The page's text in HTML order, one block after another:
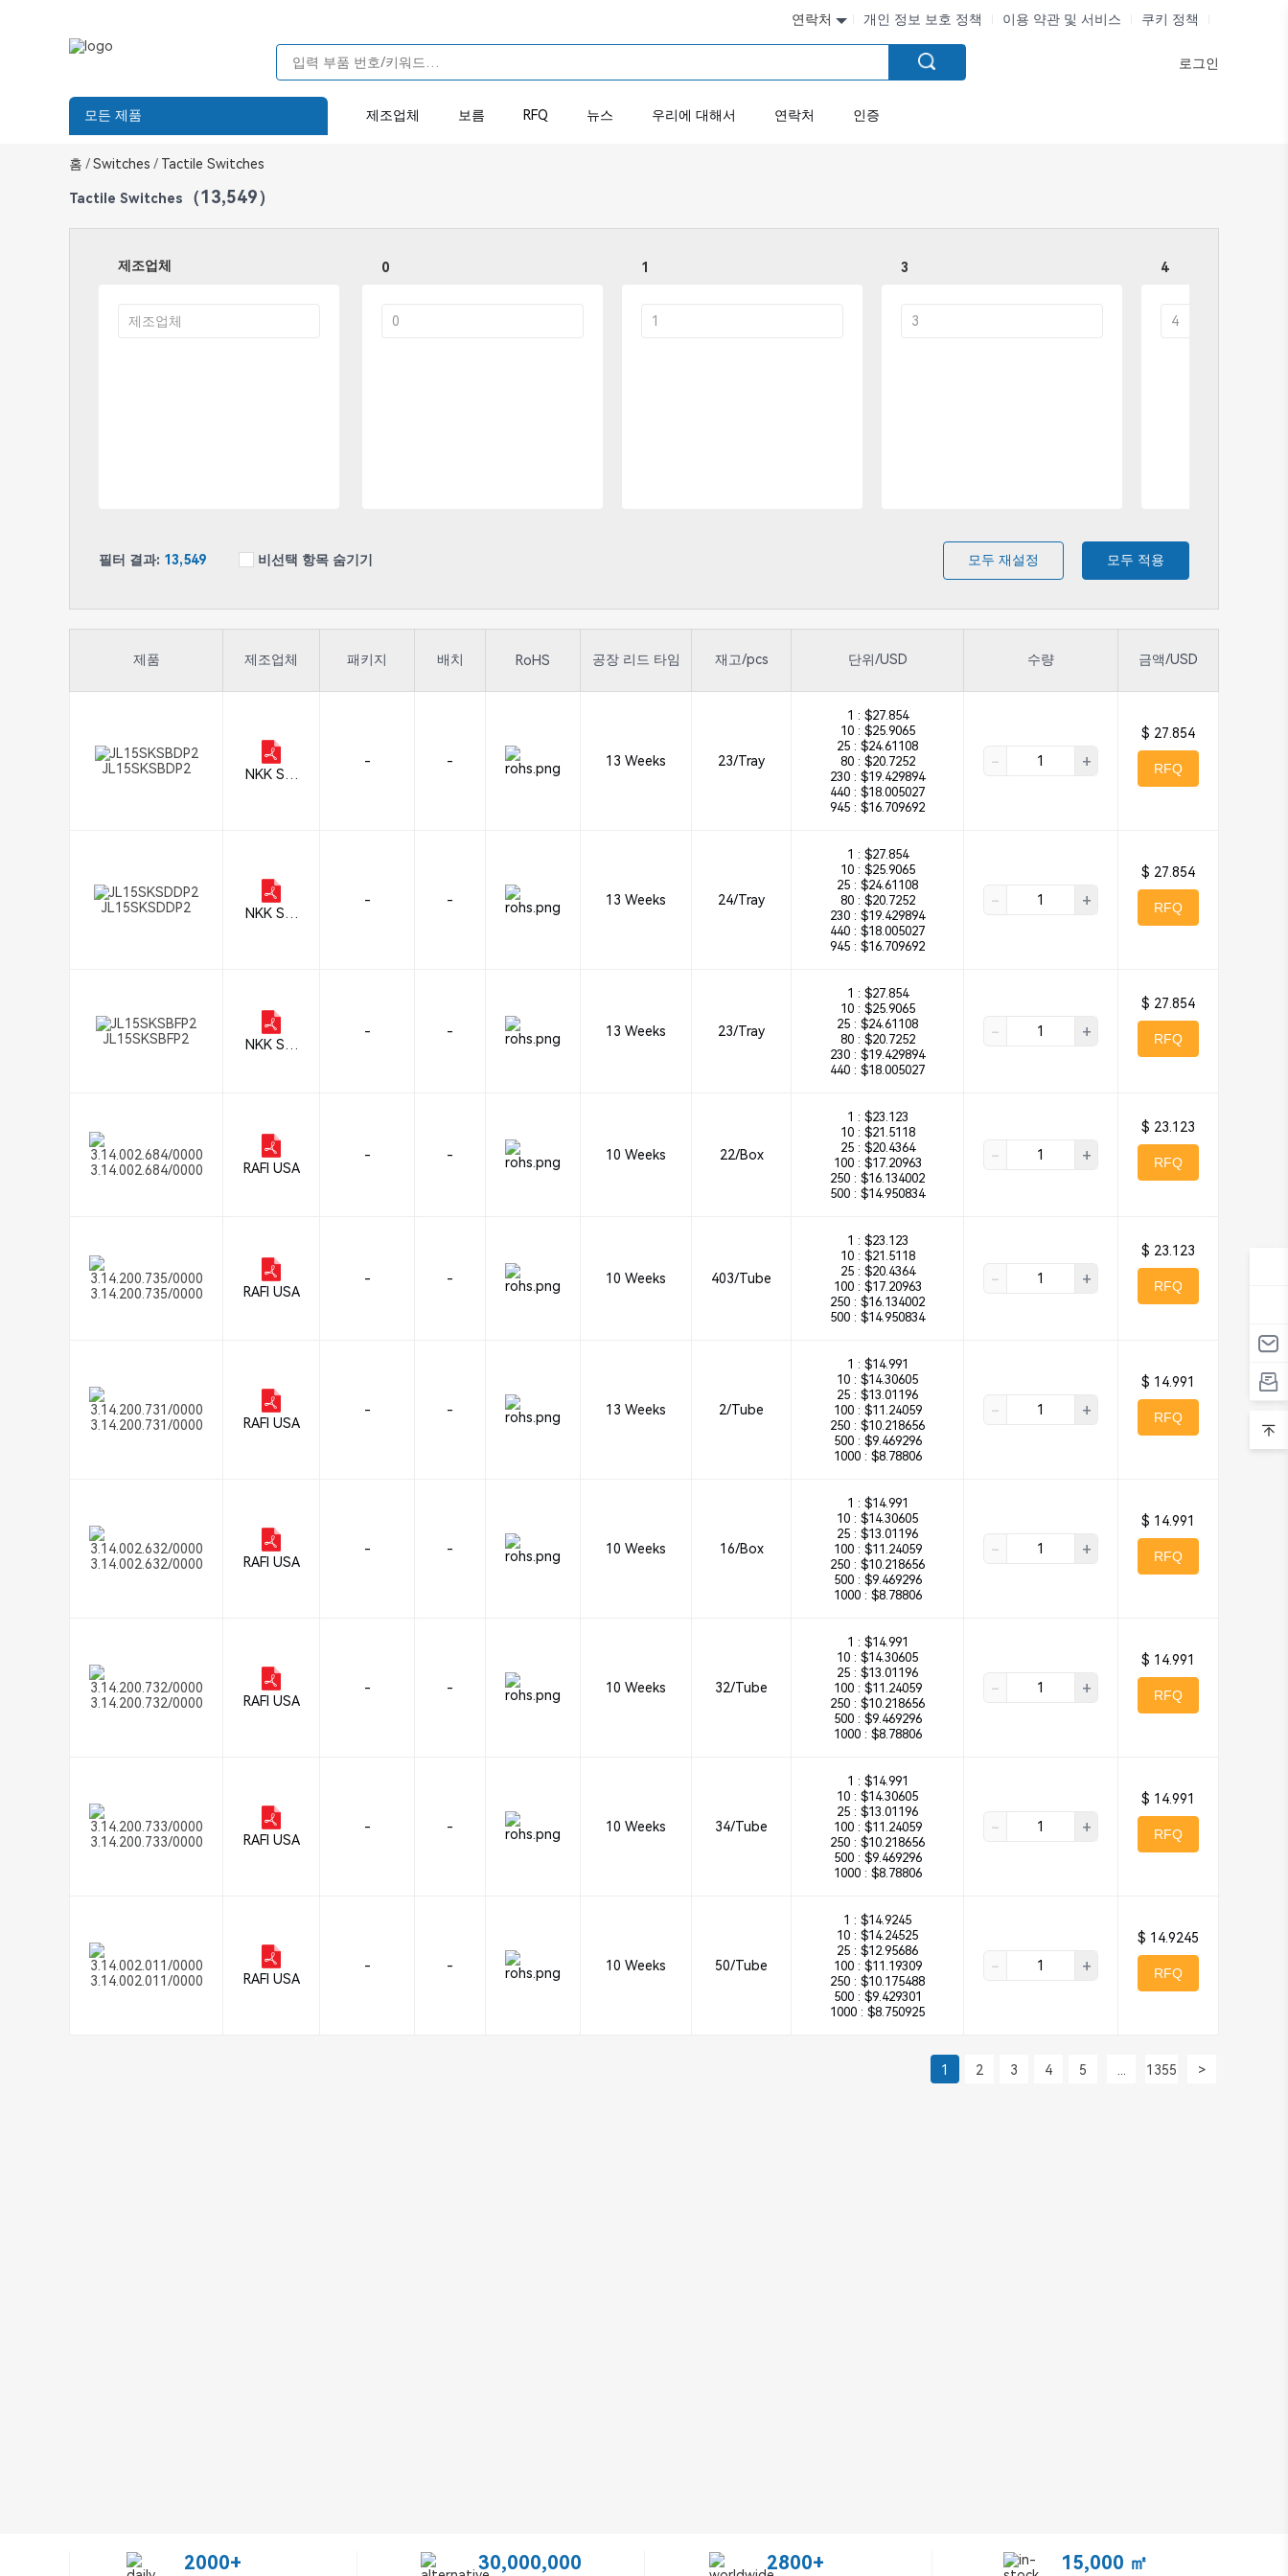
연락처 개인 정보 보호 정책 이용 약관 및 서비스 쿠키 정책
로그인
모든 제품 제조업체 보름 RFQ 뉴스 우리에 대해서 연락처 인증
홈 / Switches /Tactile Switches
Tactile Switches （13,549）
제조업체 0 1 3 4
필터 결과: 13,549 비선택 항목 숨기기 모두 재설정 모두 적용
제품 제조업체 패키지 배치 RoHS 공장 리드 타임 재고/pcs 단위/USD 수량 금액/USD
JL15SKSBDP2
NKK Swi
- - 13 Weeks 23/Tray
1 : $27.854
10 : $25.9065
25 : $24.61108
80 : $20.7252
230 : $19.429894
440 : $18.005027
945 : $16.709692
- +
$ 27.854
RFQ
JL15SKSDDP2
NKK Swi
- - 13 Weeks 24/Tray
1 : $27.854
10 : $25.9065
25 : $24.61108
80 : $20.7252
230 : $19.429894
440 : $18.005027
945 : $16.709692
- +
$ 27.854
RFQ
JL15SKSBFP2
NKK Swi
- - 13 Weeks 23/Tray
1 : $27.854
10 : $25.9065
25 : $24.61108
80 : $20.7252
230 : $19.429894
440 : $18.005027
- +
$ 27.854
RFQ
3.14.002.684/0000 RAFI USA
- - 10 Weeks 22/Box
1 : $23.123
10 : $21.5118
25 : $20.4364
100 : $17.20963
250 : $16.134002
500 : $14.950834
- +
$ 23.123
RFQ
3.14.200.735/0000 RAFI USA
- - 10 Weeks 403/Tube
1 : $23.123
10 : $21.5118
25 : $20.4364
100 : $17.20963
250 : $16.134002
500 : $14.950834
- +
$ 23.123
RFQ
3.14.200.731/0000 RAFI USA
- - 13 Weeks 2/Tube
1 : $14.991
10 : $14.30605
25 : $13.01196
100 : $11.24059
250 : $10.218656
500 : $9.469296
1000 : $8.78806
- +
$ 14.991
RFQ
3.14.002.632/0000 RAFI USA
- - 10 Weeks 16/Box
1 : $14.991
10 : $14.30605
25 : $13.01196
100 : $11.24059
250 : $10.218656
500 : $9.469296
1000 : $8.78806
- +
$ 14.991
RFQ
3.14.200.732/0000 RAFI USA
- - 10 Weeks 32/Tube
1 : $14.991
10 : $14.30605
25 : $13.01196
100 : $11.24059
250 : $10.218656
500 : $9.469296
1000 : $8.78806
- +
$ 14.991
RFQ
3.14.200.733/0000 RAFI USA
- - 10 Weeks 34/Tube
1 : $14.991
10 : $14.30605
25 : $13.01196
100 : $11.24059
250 : $10.218656
500 : $9.469296
1000 : $8.78806
- +
$ 14.991
RFQ
3.14.002.011/0000 RAFI USA
- - 10 Weeks 50/Tube
1 : $14.9245
10 : $14.24525
25 : $12.95686
100 : $11.19309
250 : $10.175488
500 : $9.429301
1000 : $8.750925
- +
$ 14.9245
RFQ
1 2 3 4 5 1355 >
2000+ 30,000,000 2800+ 15,000 ㎡